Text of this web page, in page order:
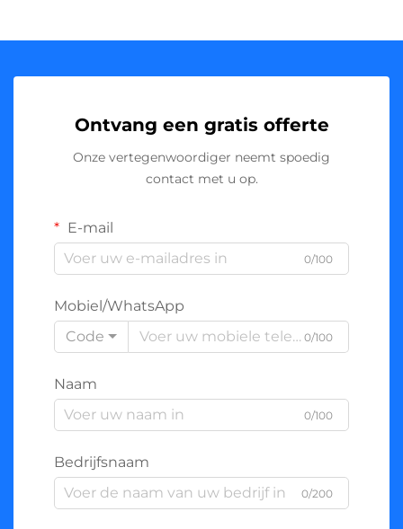
Ontvang een gratis offerte
Onze vertegenwoordiger neemt spoedig
contact met u op.
E-mail
0/100
Mobiel/WhatsApp
Code
0/100
Naam
0/100
Bedrijfsnaam
0/200